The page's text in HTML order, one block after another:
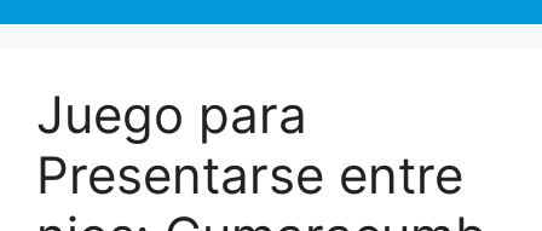
Juego para
Presentarse entre